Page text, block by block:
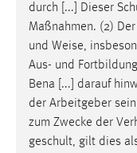
durch [...] Dieser
Maßnahmen. (2)
und Weise,
Aus- und
Bena [...] darauf
der Arbeitgeber
zum Zwecke der
geschult, gilt dies